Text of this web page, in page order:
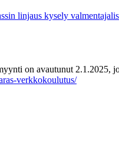
linjaus kysely
on avautunut 2.1.2025,
verkkokoulutus/